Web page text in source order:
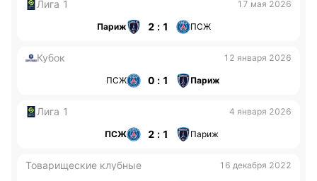
Лига 1 17 мая 2026
Париж 2 : 1 ПСЖ
Кубок 12 января 2026
ПСЖ 0 : 1 Париж
Лига 1 4 января 2026
ПСЖ 2 : 1 Париж
Товарищеские клубные 16 декабря 2022